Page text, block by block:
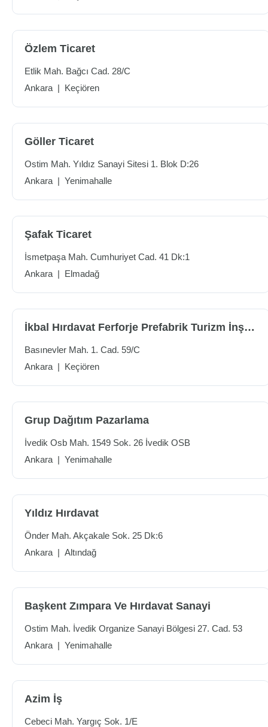
Özlem Ticaret
Etlik Mah. Bağcı Cad. 28/C
Ankara | Keçiören
Göller Ticaret
Ostim Mah. Yıldız Sanayi Sitesi 1. Blok D:26
Ankara | Yenimahalle
Şafak Ticaret
İsmetpaşa Mah. Cumhuriyet Cad. 41 Dk:1
Ankara | Elmadağ
İkbal Hırdavat Ferforje Prefabrik Turizm İnşaat Gıda San. Ve Tic.ltd.şti.
Basınevler Mah. 1. Cad. 59/C
Ankara | Keçiören
Grup Dağıtım Pazarlama
İvedik Osb Mah. 1549 Sok. 26 İvedik OSB
Ankara | Yenimahalle
Yıldız Hırdavat
Önder Mah. Akçakale Sok. 25 Dk:6
Ankara | Altındağ
Başkent Zımpara Ve Hırdavat Sanayi
Ostim Mah. İvedik Organize Sanayi Bölgesi 27. Cad. 53
Ankara | Yenimahalle
Azim İş
Cebeci Mah. Yargıç Sok. 1/E